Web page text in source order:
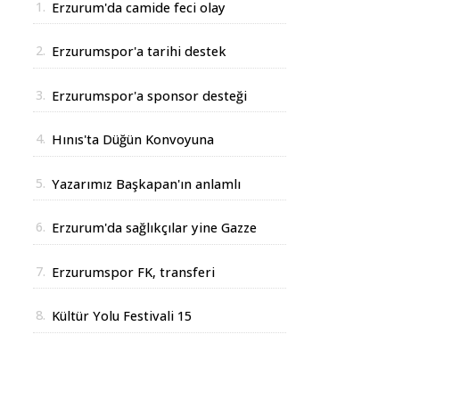
1. Erzurum'da camide feci olay
2. Erzurumspor'a tarihi destek
3. Erzurumspor'a sponsor desteği
4. Hınıs'ta Düğün Konvoyuna
5. Yazarımız Başkapan'ın anlamlı
6. Erzurum'da sağlıkçılar yine Gazze
7. Erzurumspor FK, transferi
8. Kültür Yolu Festivali 15